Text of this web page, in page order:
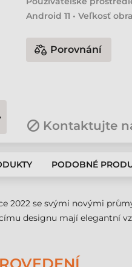
Android 11 • Veľkosť
Porovnání
Kontaktujte
PODOBNÉ
2022 se svými novými
designu mají elegantní